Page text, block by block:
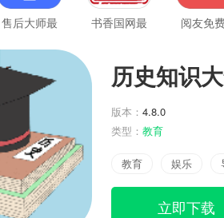
售后大师最
书香国网最
阅友免
历史知识
版本： 4.8.0
类型： 教育
教育 娱乐
立即下载